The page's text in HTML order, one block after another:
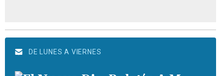
DE LUNES A VIERNES